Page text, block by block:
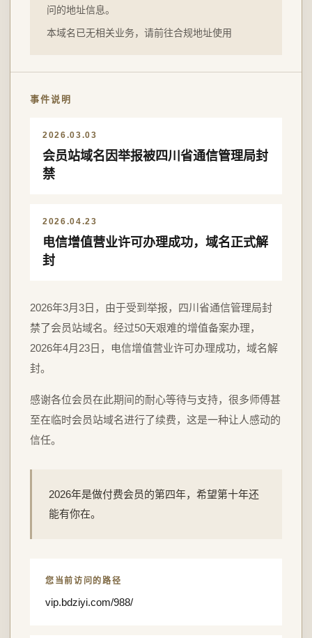
问的地址信息。
本域名已无相关业务，请前往合规地址使用
事件说明
2026.03.03
会员站域名因举报被四川省通信管理局封
禁
2026.04.23
电信增值营业许可办理成功，域名正式解
封
2026年3月3日，由于受到举报，四川省通信管理局封
禁了会员站域名。经过50天艰难的增值备案办理，
2026年4月23日，电信增值营业许可办理成功，域名解
封。
感谢各位会员在此期间的耐心等待与支持，很多师傅甚
至在临时会员站域名进行了续费，这是一种让人感动的
信任。
2026年是做付费会员的第四年，希望第十年还
能有你在。
您当前访问的路径
vip.bdziyi.com/988/